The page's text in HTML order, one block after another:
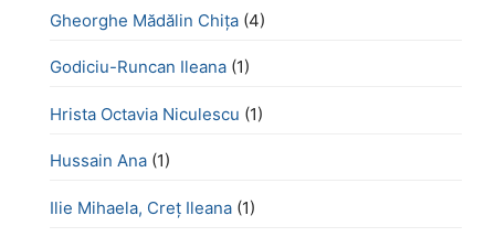
Gheorghe Mădălin Chiţa (4)
Godiciu-Runcan Ileana (1)
Hrista Octavia Niculescu (1)
Hussain Ana (1)
Ilie Mihaela, Creț Ileana (1)